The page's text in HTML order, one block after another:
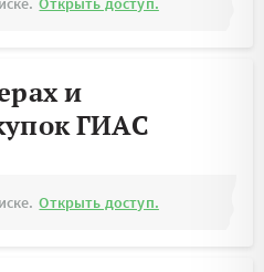
и
ГИАС
Открыть доступ.